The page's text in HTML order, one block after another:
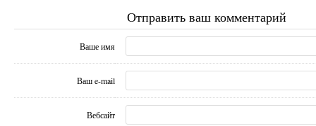
Отправить ваш комментарий
Ваше имя
Ваш e-mail
Вебсайт